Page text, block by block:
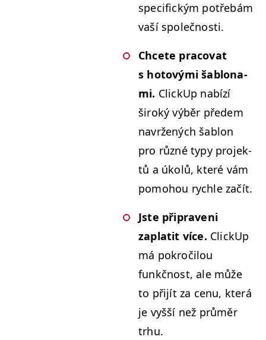
speci­fick­ým potře­bám
vaší společnosti.
Chcete pra­co­v­at
s hotový­mi šablon­a­
mi. Click­Up nabízí
široký výběr pře­dem
navržených šablon
pro různé typy pro­jek­
tů a úkolů, které vám
pomo­hou rych­le začít.
Jste připraveni
zaplatit více. Click­Up
má pokročilou
funkčnost, ale může
to při­jít za cenu, která
je vyšší než průměr
trhu.